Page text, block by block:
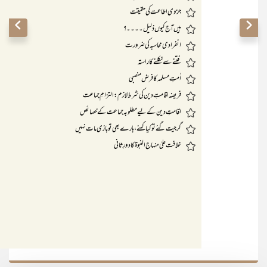
جزوی اطاعت کی حقیقت
ہیں آج کیوں ذلیل۔۔۔۔؟
372
انفرادی محاسبہ کی ضرورت
374
فتنے سے نکلنے کا راستہ
اُمتِ مسلمہ کا فرض منصبی
فریضہ اقامتِ دین کی شرط لازم:التزامِ جماعت
اقامتِ دین کے لیے مطلوبہ جماعت کے خصائص
گر جیت گئے تو کیا کہنے،ہارے بھی تو بازی مات نہیں
خلافت علیٰ منہاج النبوۃ کا دورِ ثانی